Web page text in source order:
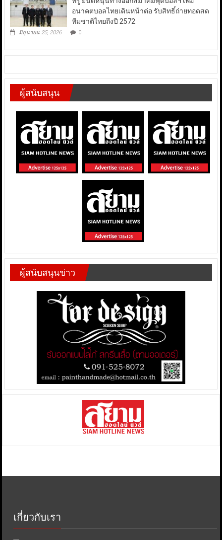
อนาคตบอลไทยเดินหน้าต่อ รับสิทธิ์ถ่ายทอดสด
ทีมชาติไทยถึงปี 2572
มิถุนายน 25, 2026 0
ผู้สนับสนุน
ผู้สนับสนุนข่าว
เกี่ยวกับเรา